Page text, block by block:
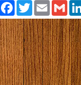
Paylaş FacebookTwitter Email Gmail